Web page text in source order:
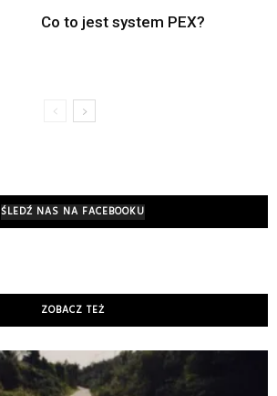
Co to jest system PEX?
ŚLEDŹ NAS NA FACEBOOKU
ZOBACZ TEŻ